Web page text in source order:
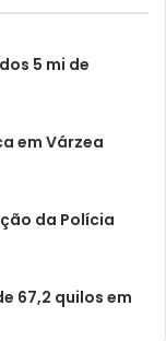
5 mi de
em Várzea
da Polícia
67,2 quilos em